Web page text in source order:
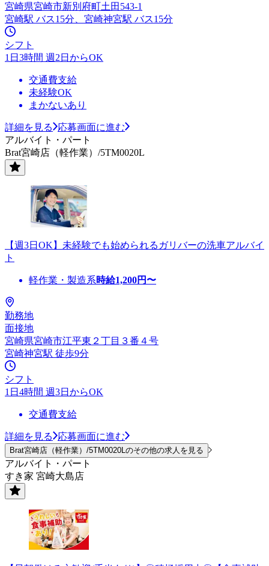
宮崎県宮崎市新別府町土田543-1
宮崎駅 バス15分、宮崎神宮駅 バス15分
シフト
1日3時間 週2日からOK
交通費支給
未経験OK
まかないあり
詳細を見る
応募画面に進む
アルバイト・パート
Brat宮崎店（軽作業）/5TM0020L
【週3日OK】未経験でも始められるガリバーの洗車アルバイ
ト
軽作業・製造系時給1,200円〜
勤務地
面接地
宮崎県宮崎市江平東２丁目３番４号
宮崎神宮駅 徒歩9分
シフト
1日4時間 週3日からOK
交通費支給
詳細を見る 応募画面に進む
Brat宮崎店（軽作業）/5TM0020Lのその他の求人を見る
アルバイト・パート
すき家 宮崎大島店